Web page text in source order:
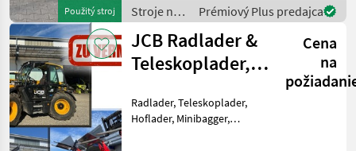
Použitý stroj
Zustand!! BAUMASCHINEN
FALKIN
Stroje na
stavbu /
Volvo
Prémiový Plus predajca
JCB Radlader &
Teleskoplader,
Min
Cena
na
Radlader, Teleskoplader,
Hoflader, Minibagger,